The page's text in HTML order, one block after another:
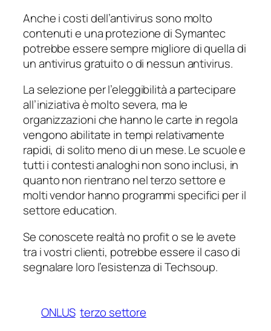
Anche i costi dell’antivirus sono molto
contenuti e una protezione di Symantec
potrebbe essere sempre migliore di quella di
un antivirus gratuito o di nessun antivirus.
La selezione per l’eleggibilità a partecipare
all’iniziativa è molto severa, ma le
organizzazioni che hanno le carte in regola
vengono abilitate in tempi relativamente
rapidi, di solito meno di un mese. Le scuole e
tutti i contesti analoghi non sono inclusi, in
quanto non rientrano nel terzo settore e
moltivendorhanno programmi specifici per il
settoreeducation.
Se conoscete realtà no profito se le avete
tra i vostri clienti, potrebbe essere il caso di
segnalare loro l’esistenza di Techsoup.
ONLUS terzo settore